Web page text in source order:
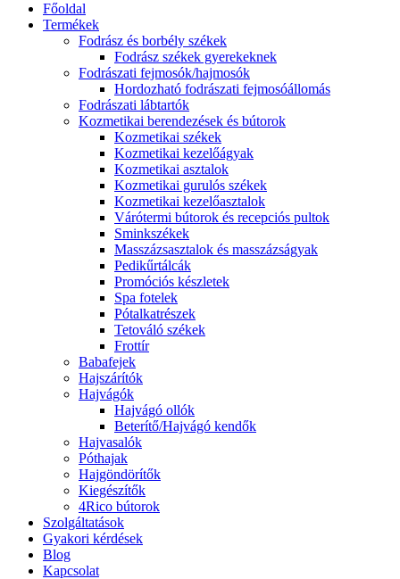
Főoldal
Termékek
Fodrász és borbély székek
Fodrász székek gyerekeknek
Fodrászati fejmosók/hajmosók
Hordozható fodrászati fejmosóállomás
Fodrászati lábtartók
Kozmetikai berendezések és bútorok
Kozmetikai székek
Kozmetikai kezelőágyak
Kozmetikai asztalok
Kozmetikai gurulós székek
Kozmetikai kezelőasztalok
Várótermi bútorok és recepciós pultok
Sminkszékek
Masszázsasztalok és masszázságyak
Pedikűrtálcák
Promóciós készletek
Spa fotelek
Pótalkatrészek
Tetováló székek
Frottír
Babafejek
Hajszárítók
Hajvágók
Hajvágó ollók
Beterítő/Hajvágó kendők
Hajvasalók
Póthajak
Hajgöndörítők
Kiegészítők
4Rico bútorok
Szolgáltatások
Gyakori kérdések
Blog
Kapcsolat